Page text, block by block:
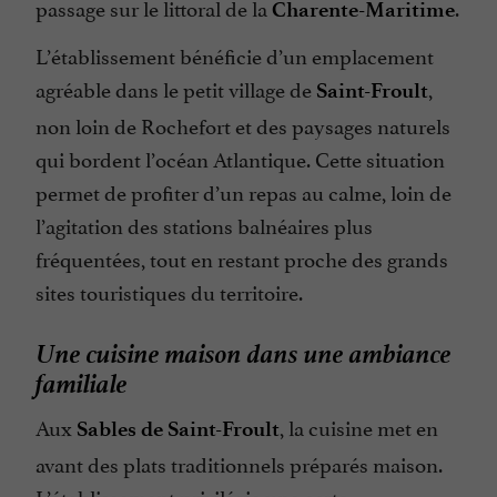
passage sur le littoral de la Charente-Maritime.
L’établissement bénéficie d’un emplacement
agréable dans le petit village de Saint-Froult,
non loin de Rochefort et des paysages naturels
qui bordent l’océan Atlantique. Cette situation
permet de profiter d’un repas au calme, loin de
l’agitation des stations balnéaires plus
fréquentées, tout en restant proche des grands
sites touristiques du territoire.
Une cuisine maison dans une ambiance
familiale
Aux Sables de Saint-Froult , la cuisine met en
avant des plats traditionnels préparés maison.